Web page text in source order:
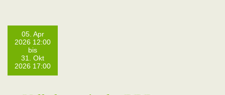
05. Apr
2026 12:00
bis
31. Okt
2026 17:00